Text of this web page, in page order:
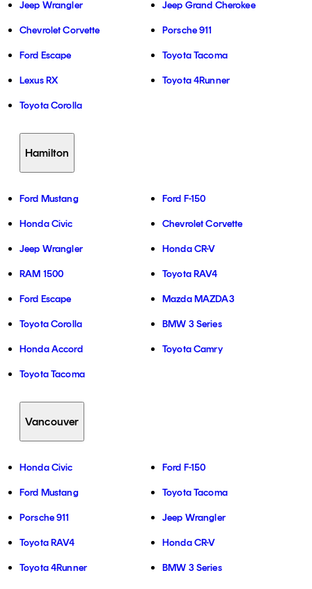
Jeep Wrangler Jeep Grand Cherokee
Chevrolet Corvette Porsche 911
Ford Escape Toyota Tacoma
Lexus RX Toyota 4Runner
Toyota Corolla
Hamilton
Ford Mustang Ford F-150
Honda Civic Chevrolet Corvette
Jeep Wrangler Honda CR-V
RAM 1500 Toyota RAV4
Ford Escape Mazda MAZDA3
Toyota Corolla BMW 3 Series
Honda Accord Toyota Camry
Toyota Tacoma
Vancouver
Honda Civic Ford F-150
Ford Mustang Toyota Tacoma
Porsche 911 Jeep Wrangler
Toyota RAV4 Honda CR-V
Toyota 4Runner BMW 3 Series